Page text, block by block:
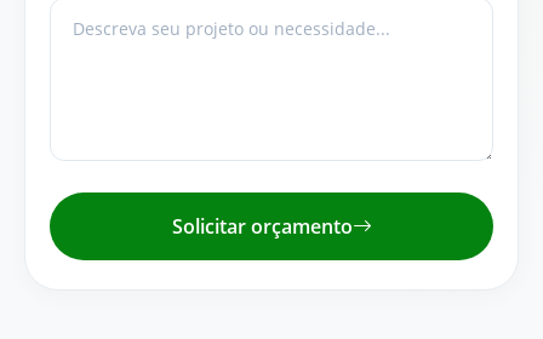
Solicitar orçamento